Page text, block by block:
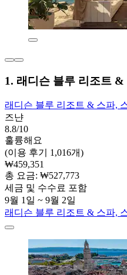
1. 래디슨 블루 리조트
래디슨 블루 리조트 & 스파,
즈냔
8.8/10
훌륭해요
(이용 후기 1,016개)
₩459,351
총 요금: ₩527,773
세금 및 수수료 포함
9월 1일 ~ 9월 2일
래디슨 블루 리조트 & 스파,